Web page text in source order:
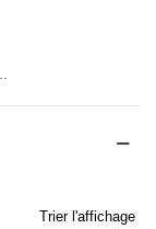
Trier l'affichage